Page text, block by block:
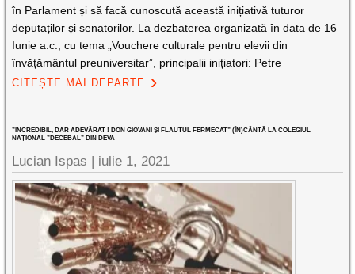
în Parlament și să facă cunoscută această inițiativă tuturor
deputaților și senatorilor. La dezbaterea organizată în data de 16
Iunie a.c., cu tema „Vouchere culturale pentru elevii din
învățământul preuniversitar”, principalii inițiatori: Petre
CITEȘTE MAI DEPARTE
”INCREDIBIL, DAR ADEVĂRAT ! DON GIOVANI ȘI FLAUTUL FERMECAT” (ÎN)CÂNTĂ LA COLEGIUL
NAȚIONAL ”DECEBAL” DIN DEVA
Lucian Ispas | iulie 1, 2021